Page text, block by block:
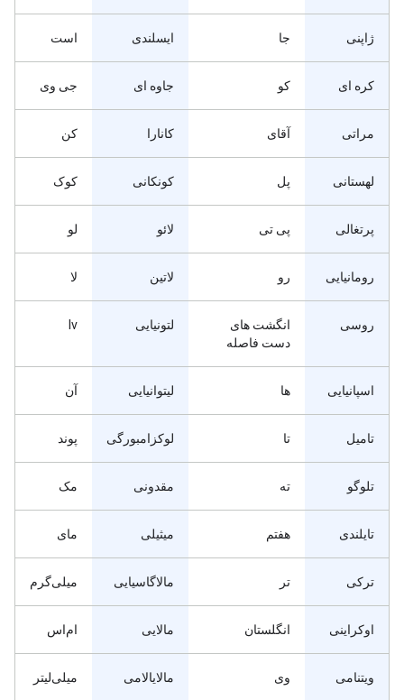
ژاپنی جا ایسلندی است
کره ای کو جاوه ای جی وی
مراتی آقای کانارا کن
لهستانی پل کونکانی کوک
پرتغالی پی تی لائو لو
رومانیایی رو لاتین لا
روسی
انگشت های
دست فاصله
لتونیایی lv
اسپانیایی ها لیتوانیایی آن
تامیل تا لوکزامبورگی پوند
تلوگو ته مقدونی مک
تایلندی هفتم میثیلی مای
ترکی تر مالاگاسیایی میلی‌گرم
اوکراینی انگلستان مالایی ام‌اس
ویتنامی وی مالایالامی میلی‌لیتر